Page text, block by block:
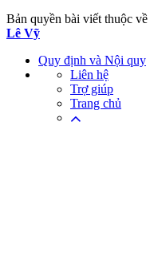
Bản quyền bài viết thuộc về
Lê Vỹ
Quy định và Nội quy
Liên hệ
Trợ giúp
Trang chủ